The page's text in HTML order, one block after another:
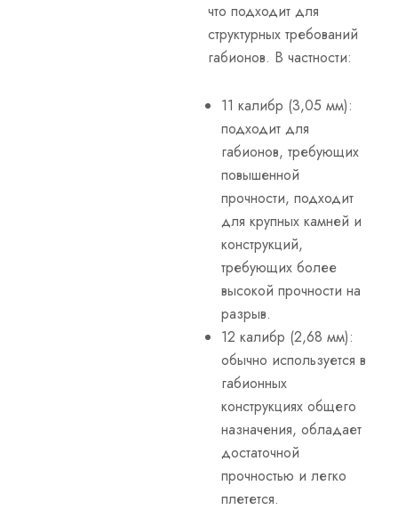
что подходит для
структурных требований
габионов. В частности:
11 калибр (3,05 мм):
подходит для
габионов, требующих
повышенной
прочности, подходит
для крупных камней и
конструкций,
требующих более
высокой прочности на
разрыв.
12 калибр (2,68 мм):
обычно используется в
габионных
конструкциях общего
назначения, обладает
достаточной
прочностью и легко
плетется.